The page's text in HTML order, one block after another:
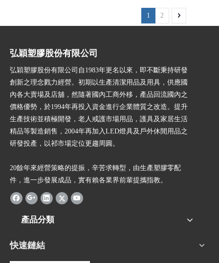
1 2
弘穎塑膠股份有限公司
弘穎塑膠股份有限公司自1983年更名以來，即不斷秉持研發
創新之理念戮力經營。初期以生產清潔用品及用具，供應國
內各大賣場及店舖，然隨著國內工商外移，產品回流國內之
價格優勢，於1994年再投入資金進行企業體質之改造。提升
生產技術並積極開發，老人戒護市場用品，護具及家居生活
精品等製造銷售，2004年再加入LED燈具及戶外休閒用品之
研發投產，以祁市場定位更趨周圓。
20餘年來經營策略的提振，辛苦求轉型，由生產塑膠零配
件，進一步發展成品，實有賴各業界前輩提攜指教。
產品分類
快速鏈結